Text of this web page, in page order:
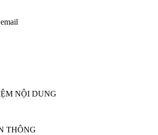
NỘI DUNG
THÔNG